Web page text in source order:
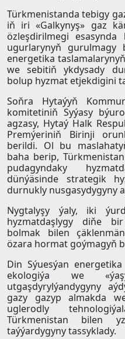
Türkmenistanda tebigy
iň iri «Galkynyş» gaz
özleşdirilmegi
ugurlarynyň gurulmagy
energetika
we sebitiň ykdysady
bolup hyzmat etjekdigini
Soňra Hytaýyň
komitetiniň Syýasy
agzasy, Hytaý Halk
Premýeriniň Birinji
berildi. Ol bu
baha berip,
pudagyndaky
dünýäsinde strategik
durnukly nusgasydygyny
Nygtalyşy ýaly, iki
hyzmatdaşlygy diňe
bolmak bilen
özara hormat goýmagyň
Din Sýuesýan
ekologiýa we
utgaşdyrylýandygyny
gazy gazyp almakda
uglerodly
Türkmenistan bilen
taýýardygyny tassyklady.